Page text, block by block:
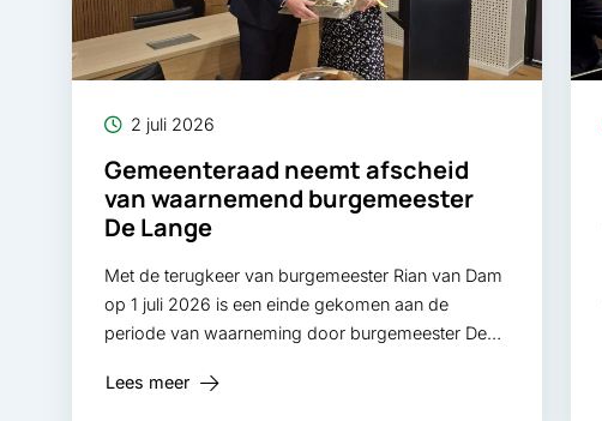
Gemeenteraad neemt afscheid
van waarnemend burgemeester
De Lange
2 juli 2026
Met de terugkeer van burgemeester Rian van Dam
op 1 juli 2026 is een einde gekomen aan de
periode van waarneming door burgemeester De
Lees meer